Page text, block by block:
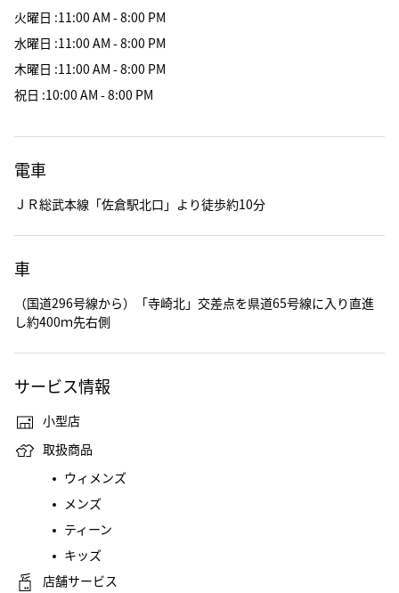
火曜日 :11:00 AM - 8:00 PM
水曜日 :11:00 AM - 8:00 PM
木曜日 :11:00 AM - 8:00 PM
祝日 :10:00 AM - 8:00 PM
電車
ＪＲ総武本線「佐倉駅北口」より徒歩約10分
車
（国道296号線から）「寺崎北」交差点を県道65号線に入り直進
し約400ｍ先右側
サービス情報
小型店
取扱商品
ウィメンズ
メンズ
ティーン
キッズ
店舗サービス